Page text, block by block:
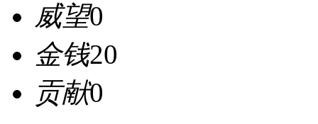
威望0
金钱20
贡献0